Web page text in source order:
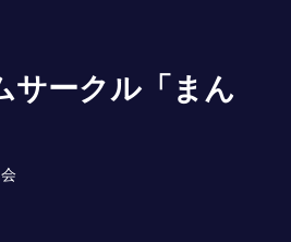
サークル「まん